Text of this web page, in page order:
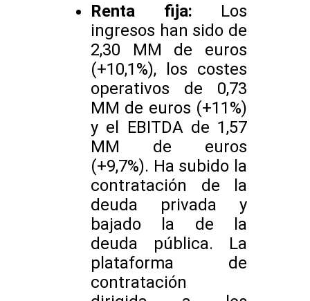
Renta fija: Los
ingresos han sido de
2,30 MM de euros
(+10,1%), los costes
operativos de 0,73
MM de euros (+11%)
y el EBITDA de 1,57
MM de euros
(+9,7%). Ha subido la
contratación de la
deuda privada y
bajado la de la
deuda pública. La
plataforma de
contratación